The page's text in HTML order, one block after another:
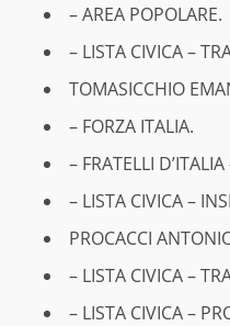
– AREA POPOLARE.
– LISTA CIVICA –
TOMASICCHIO
– FORZA ITALIA.
– FRATELLI
– LISTA CIVICA –
PROCACCI
– LISTA CIVICA –
– LISTA CIVICA –